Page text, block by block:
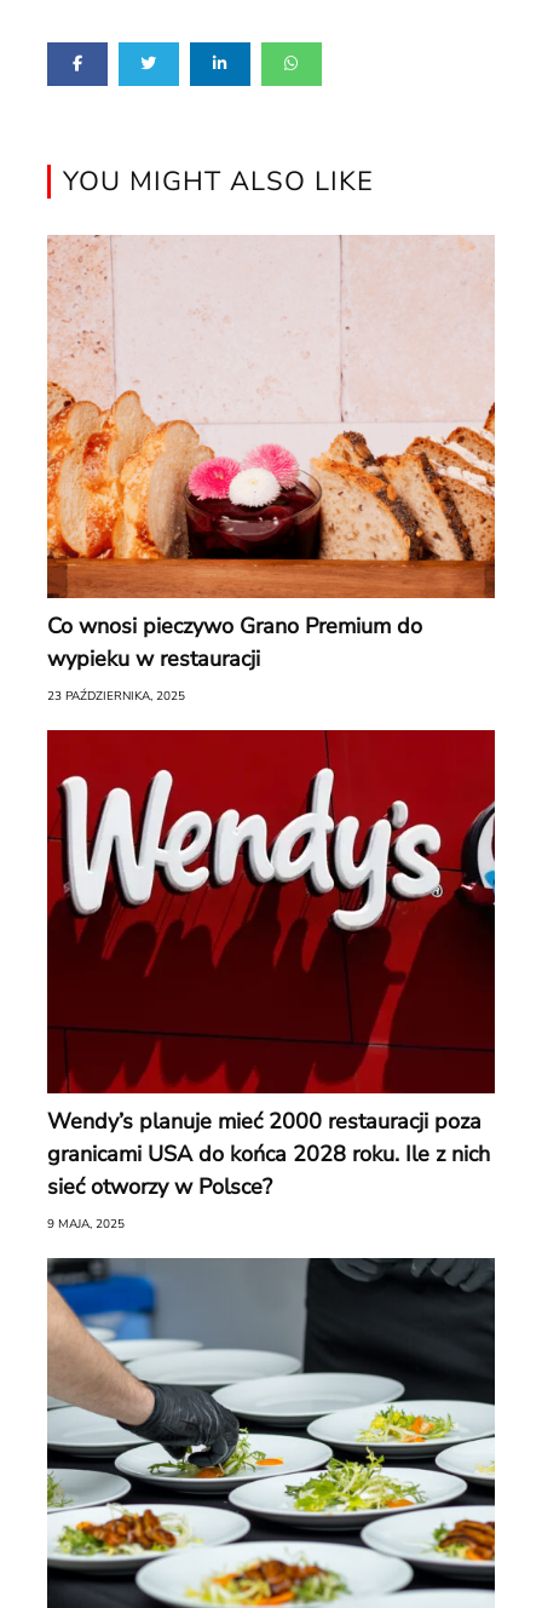
YOU MIGHT ALSO LIKE
Co wnosi pieczywo Grano Premium do
wypieku w restauracji
23 PAŹDZIERNIKA, 2025
Wendy’s planuje mieć 2000 restauracji poza
granicami USA do końca 2028 roku. Ile z nich
sieć otworzy w Polsce?
9 MAJA, 2025